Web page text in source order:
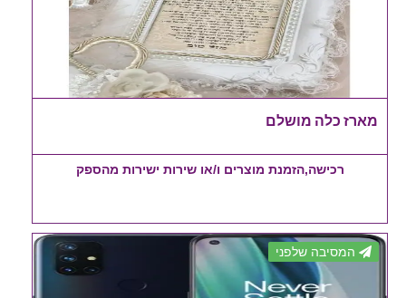
מארז כלה מושלם
רכישה,הזמנת מוצרים ו/או שירות ישירות מהספק
המסיבה שלפני